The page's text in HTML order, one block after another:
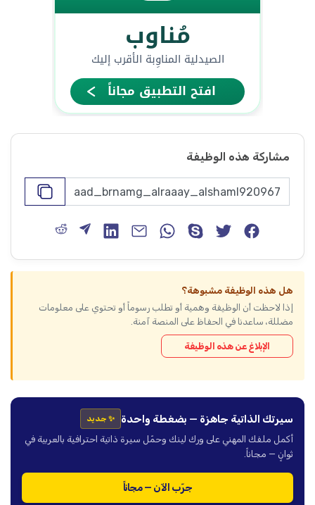
مشاركة هذه الوظيفة
هل هذه الوظيفة مشبوهة؟
إذا لاحظت أن الوظيفة وهمية أو تطلب رسوماً أو تحتوي على معلومات
مضللة، ساعدنا في الحفاظ على المنصة آمنة.
الإبلاغ عن هذه الوظيفة
سيرتك الذاتية جاهزة — بضغطة واحدة ✨ جديد
أكمل ملفك المهني على ورك لينك وحمّل سيرة ذاتية احترافية بالعربية في
ثوانٍ — مجاناً.
جرّب الآن — مجاناً